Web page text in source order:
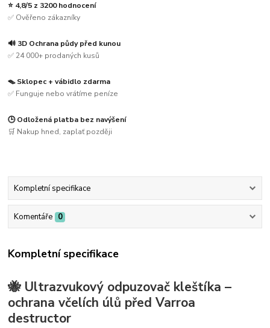
⭐ 4,8/5 z 3200 hodnocení
✅ Ověřeno zákazníky
🔊 3D Ochrana půdy před kunou
✅ 24 000+ prodaných kusů
🪤 Sklopec + vábidlo zdarma
✅ Funguje nebo vrátíme peníze
🕒 Odložená platba bez navýšení
🛒 Nakup hned, zaplať později
Kompletní specifikace
Komentáře 0
Kompletní specifikace
🐝 Ultrazvukový odpuzovač kleštíka –
ochrana včelích úlů před Varroa
destructor